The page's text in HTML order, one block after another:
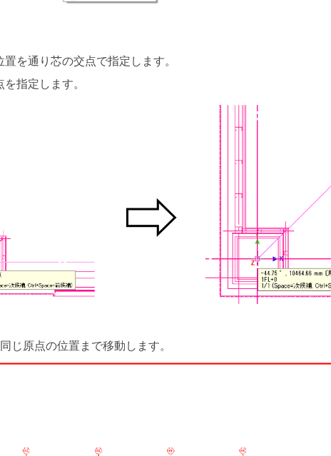
を通り芯の交点で指定します。
指定します。
じ原点の位置まで移動します。